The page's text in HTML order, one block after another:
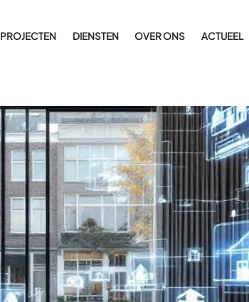
PROJECTEN DIENSTEN OVER ONS ACTUEEL